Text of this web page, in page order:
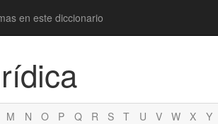
en este diccionario
M N O P Q R S T U V W X Y